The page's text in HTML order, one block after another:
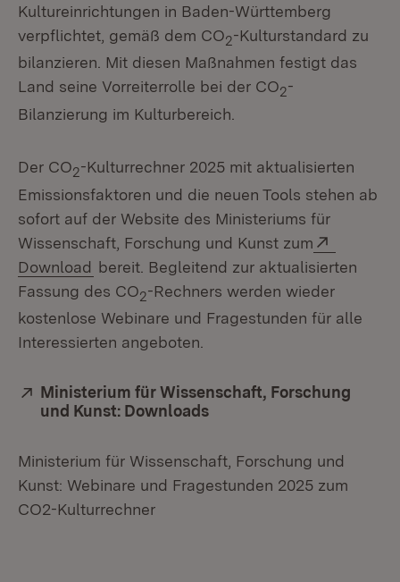
Kultureinrichtungen in Baden-Württemberg
verpflichtet, gemäß dem CO2-Kulturstandard zu
bilanzieren. Mit diesen Maßnahmen festigt das
Land seine Vorreiterrolle bei der CO2-
Bilanzierung im Kulturbereich.
Der CO2-Kulturrechner 2025 mit aktualisierten
Emissionsfaktoren und die neuen Tools stehen ab
sofort auf der Website des Ministeriums für
Wissenschaft, Forschung und Kunst zum
Download bereit. Begleitend zur aktualisierten
Fassung des CO2-Rechners werden wieder
kostenlose Webinare und Fragestunden für alle
Interessierten angeboten.
Extern:
Ministerium für Wissenschaft, Forschung
und Kunst: Downloads
Ministerium für Wissenschaft, Forschung und
Kunst: Webinare und Fragestunden 2025 zum
CO2-Kulturrechner